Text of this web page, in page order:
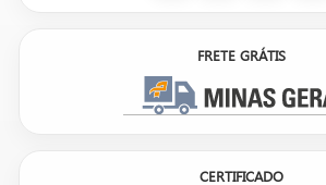
FRETE GRÁTIS
CERTIFICADO